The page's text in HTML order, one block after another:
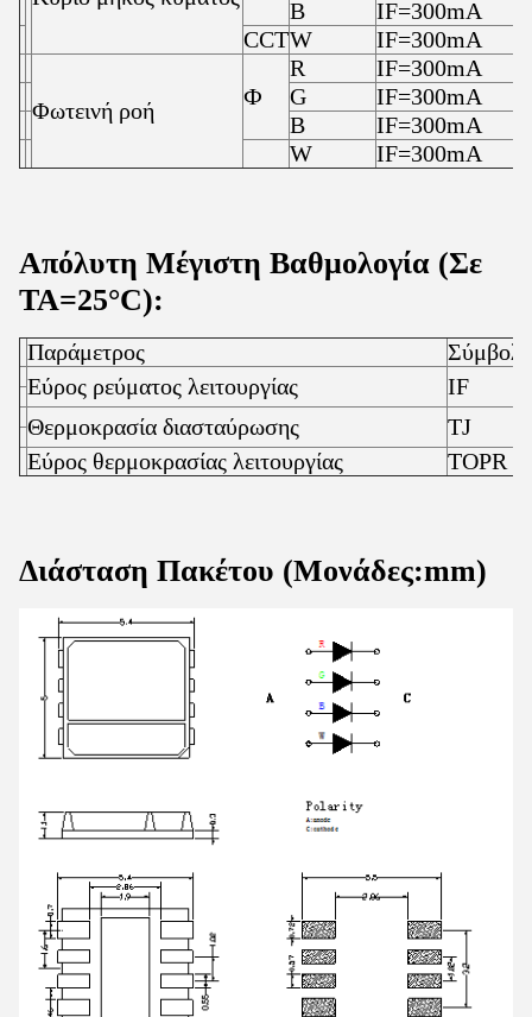
B IF=300mA
CCTW IF=300mA
Φωτεινή ροή
Ф
R IF=300mA
G
IF=300mA
B
IF=300mA
W
IF=300mA
Απόλυτη Μέγιστη Βαθμολογία (Σε
TA=25°C):
Παράμετρος
Εύρος ρεύματος λειτουργίας
IF
Θερμοκρασία διασταύρωσης
TJ
Εύρος θερμοκρασίας λειτουργίας
TOPR
Διάσταση Πακέτου (Μονάδες:mm)